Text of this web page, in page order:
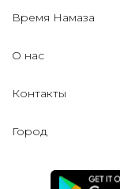
Время Намаза
О нас
Контакты
Город